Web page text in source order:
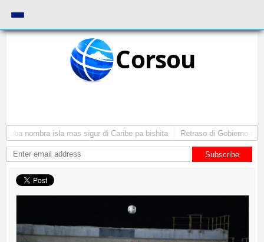
Corsou
nombra isla mas sigur di Caribe pa bishita Retraso di Gobierno ta
Subscribe